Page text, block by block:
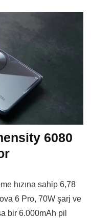
6080
hızına sahip 6,78
6 Pro, 70W şarj ve
bir 6.000mAh pil